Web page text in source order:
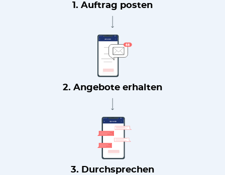
1. Auftrag posten
2. Angebote erhalten
3. Durchsprechen